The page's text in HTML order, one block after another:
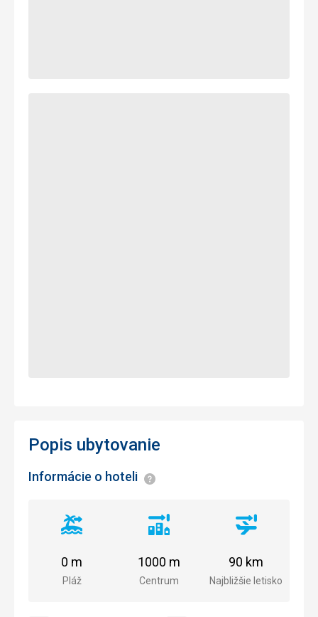
Popis ubytovanie
Informácie o hoteli Informácie
Vzdialenosť
pláže
Pláž
0 m
Vzdialenosť
centra
Centrum
1000 m
Vzdialenosť
letiska
Najbližšie letisko
90 km